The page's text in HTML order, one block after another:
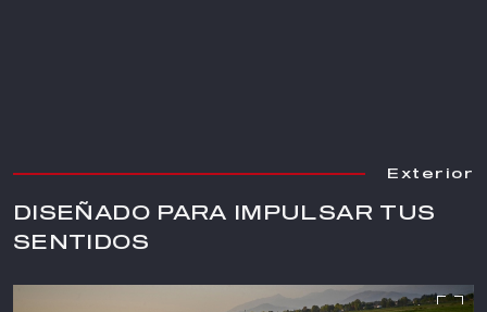
Exterior
Exterior
DISEÑADO PARA IMPULSAR TUS
SENTIDOS
Exterior
Exterior
Exterior
Exterior
Exterior